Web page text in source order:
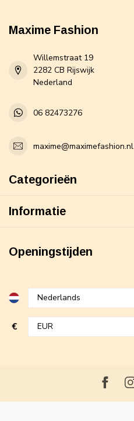
Maxime Fashion
Willemstraat 19
2282 CB Rijswijk
Nederland
06 82473276
maxime@maximefashion.nl
Categorieën
Informatie
Openingstijden
€